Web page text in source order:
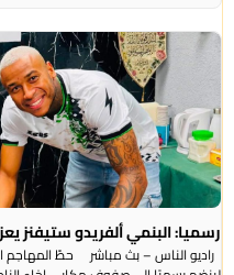
رسميا: البنمي ألفريدو ستيفنز
راديو الناس – بث مباشر حطّ المهاجم